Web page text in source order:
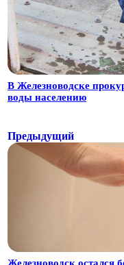
В Железноводске
воды населению
Предыдущий